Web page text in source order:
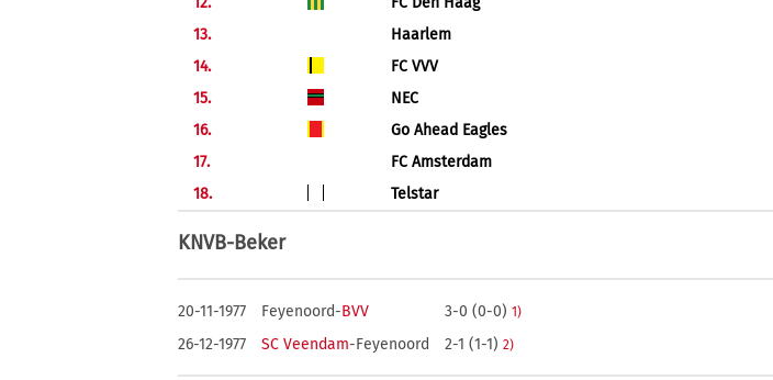
13.
Haarlem
14.
FC VVV
15.
NEC
16.
Go Ahead Eagles
17.
FC Amsterdam
18.
Telstar
KNVB-Beker
20-11-1977 Feyenoord-BVV 3-0 (0-0) 1)
26-12-1977 SC Veendam-Feyenoord 2-1 (1-1) 2)